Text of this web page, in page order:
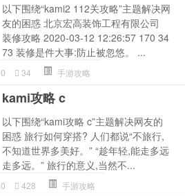
以下围绕“kami2 112关攻略”主题解决网
友的困惑 北京宏高装饰工程有限公司
装修攻略 2020-03-12 12:26:57 170 34
73 装修是件大事:防止被忽悠。 ...
0 34 手游攻略
kami攻略 c
以下围绕“kami攻略 c”主题解决网友的
困惑 旅行如何穿搭? 人们都说“不旅行,
不知道世界多美好。” “趁年轻,能走多远
走多远。” 旅行的意义,当然不...
0 428 手游攻略